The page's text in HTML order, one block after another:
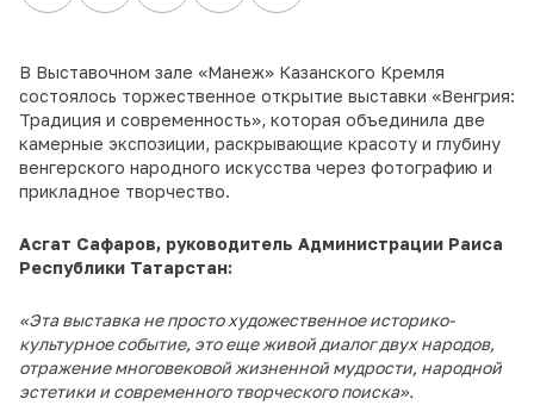
В Выставочном зале «Манеж» Казанского Кремля
состоялось торжественное открытие выставки «Венгрия:
Традиция и современность», которая объединила две
камерные экспозиции, раскрывающие красоту и глубину
венгерского народного искусства через фотографию и
прикладное творчество.
Асгат Сафаров, руководитель Администрации Раиса
Республики Татарстан:
«Эта выставка не просто художественное историко-
культурное событие, это еще живой диалог двух народов,
отражение многовековой жизненной мудрости, народной
эстетики и современного творческого поиска».